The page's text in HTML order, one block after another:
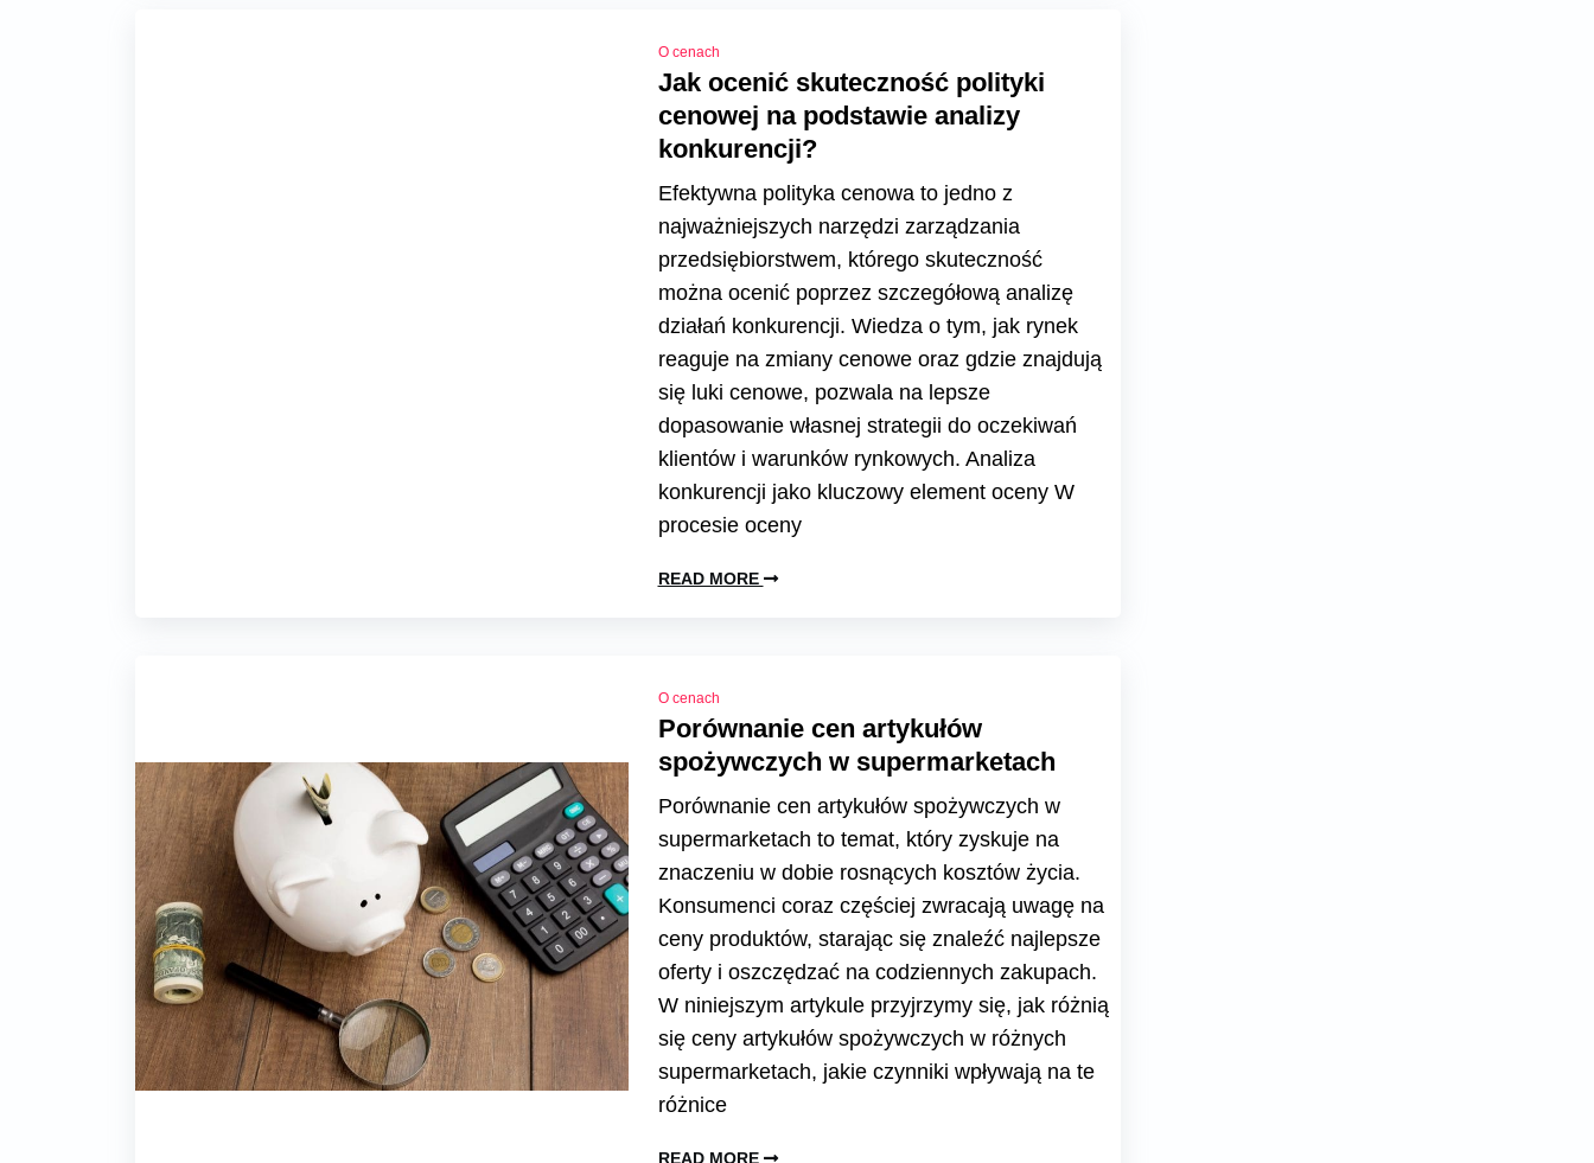
O cenach
Jak ocenić skuteczność polityki
cenowej na podstawie analizy
konkurencji?
Efektywna polityka cenowa to jedno z
najważniejszych narzędzi zarządzania
przedsiębiorstwem, którego skuteczność
można ocenić poprzez szczegółową analizę
działań konkurencji. Wiedza o tym, jak rynek
reaguje na zmiany cenowe oraz gdzie znajdują
się luki cenowe, pozwala na lepsze
dopasowanie własnej strategii do oczekiwań
klientów i warunków rynkowych. Analiza
konkurencji jako kluczowy element oceny W
procesie oceny
READ MORE
O cenach
Porównanie cen artykułów
spożywczych w supermarketach
Porównanie cen artykułów spożywczych w
supermarketach to temat, który zyskuje na
znaczeniu w dobie rosnących kosztów życia.
Konsumenci coraz częściej zwracają uwagę na
ceny produktów, starając się znaleźć najlepsze
oferty i oszczędzać na codziennych zakupach.
W niniejszym artykule przyjrzymy się, jak różnią
się ceny artykułów spożywczych w różnych
supermarketach, jakie czynniki wpływają na te
różnice
READ MORE